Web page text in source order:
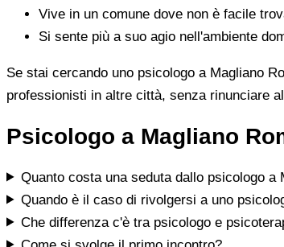
Vive in un comune dove non è facile
Si sente più a suo agio nell'ambiente
Se stai cercando uno psicologo a Magliano
professionisti in altre città, senza rinunciare
Psicologo a Magliano
Quanto costa una seduta dallo psicologo a
Quando è il caso di rivolgersi a uno
Che differenza c'è tra psicologo e